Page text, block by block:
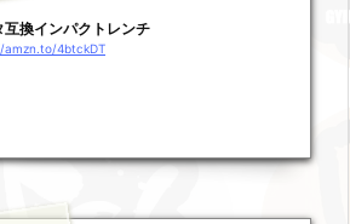
互換インパクトレンチ
4btckDT